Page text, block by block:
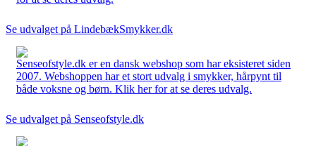
Se udvalget på LindebækSmykker.dk
Senseofstyle.dk er en dansk webshop som har eksisteret siden
2007. Webshoppen har et stort udvalg i smykker, hårpynt til
både voksne og børn. Klik her for at se deres udvalg.
Se udvalget på Senseofstyle.dk